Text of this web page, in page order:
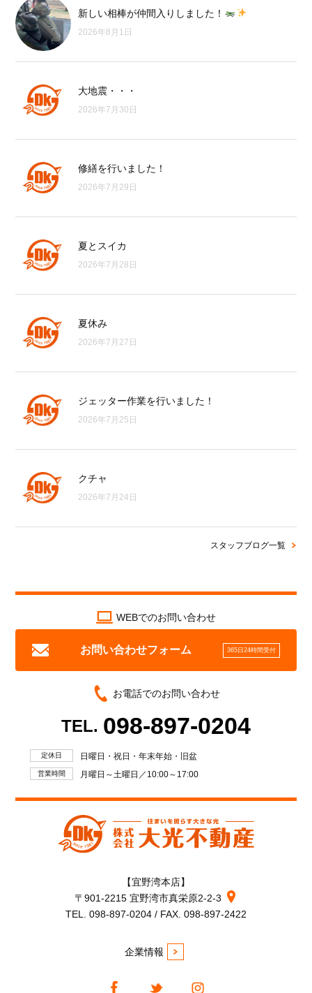
新しい相棒が仲間入りしました！
2026年8月1日
大地震・・・
2026年7月30日
修繕を行いました！
2026年7月29日
夏とスイカ
2026年7月28日
夏休み
2026年7月27日
ジェッター作業を行いました！
2026年7月25日
クチャ
2026年7月24日
スタッフブログ一覧
WEBでのお問い合わせ
お問い合わせフォーム 365日24時間受付
お電話でのお問い合わせ
TEL. 098-897-0204
定休日 日曜日・祝日・年末年始・旧盆
営業時間 月曜日～土曜日／10:00～17:00
【宜野湾本店】
〒901-2215 宜野湾市真栄原2-2-3
TEL. 098-897-0204 / FAX. 098-897-2422
企業情報